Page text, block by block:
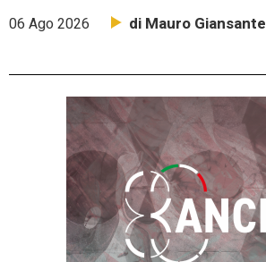
06 Ago 2026 di Mauro Giansante